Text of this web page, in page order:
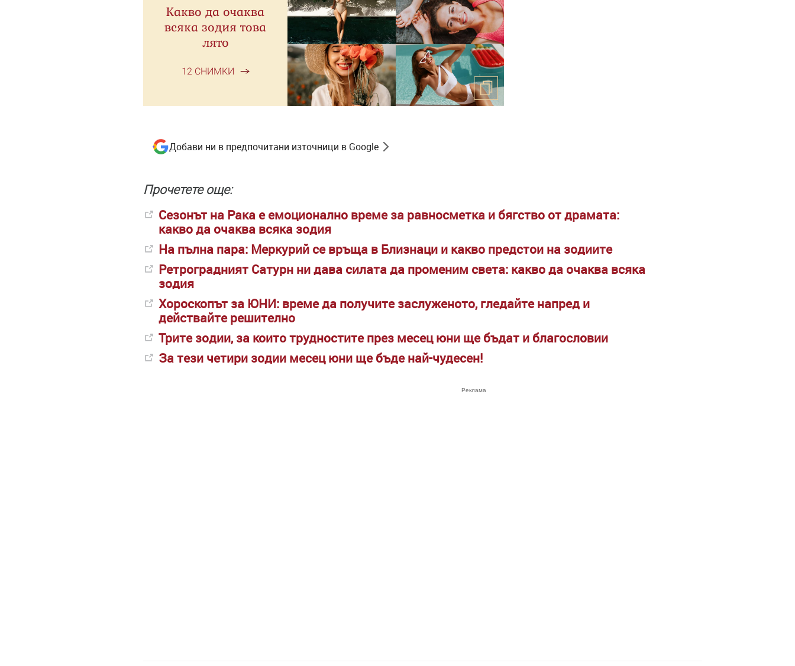
Какво да очаква
всяка зодия това
лято
12 СНИМКИ
Добави ни в предпочитани източници в Google
Прочетете още:
Сезонът на Рака е емоционално време за равносметка и бягство от драмата:
какво да очаква всяка зодия
На пълна пара: Меркурий се връща в Близнаци и какво предстои на зодиите
Ретроградният Сатурн ни дава силата да променим света: какво да очаква всяка
зодия
Хороскопът за ЮНИ: време да получите заслуженото, гледайте напред и
действайте решително
Трите зодии, за които трудностите през месец юни ще бъдат и благословии
За тези четири зодии месец юни ще бъде най-чудесен!